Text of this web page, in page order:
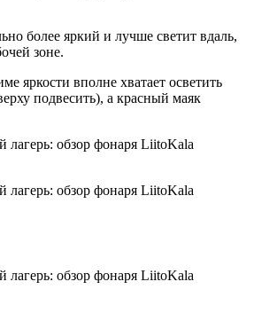
более яркий и лучше светит вдаль,
зоне.
яркости вполне хватает осветить
подвесить), а красный маяк